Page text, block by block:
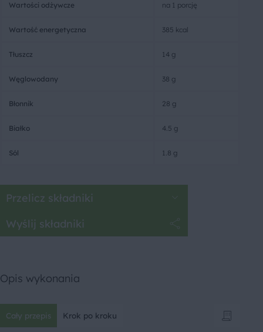
Wartości odżywcze na 1 porcję
Wartość energetyczna 385 kcal
Tłuszcz 14 g
Węglowodany 38 g
Błonnik 28 g
Białko 4.5 g
Sól 1.8 g
Przelicz składniki
Wyślij składniki
Opis wykonania
Cały przepis Krok po kroku